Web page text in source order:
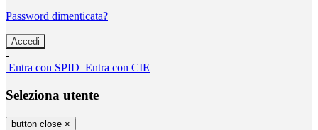
Password dimenticata?
-
Entra con SPID Entra con CIE
Seleziona utente
button close ×